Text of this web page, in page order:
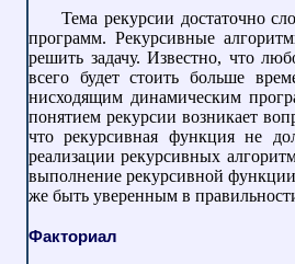
Тема рекурсии достаточно
программ. Рекурсивные
решить задачу. Известно, что
всего будет стоить больше
нисходящим динамическим
понятием рекурсии возникает
что рекурсивная функция не
реализации рекурсивных
выполнение рекурсивной
же быть уверенным в
Факториал